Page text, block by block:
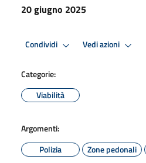
20 giugno 2025
Condividi Vedi azioni
Categorie:
Viabilità
Argomenti:
Polizia
Zone pedonali